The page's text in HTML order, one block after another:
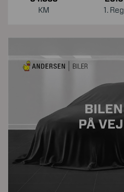
KM
1. Reg